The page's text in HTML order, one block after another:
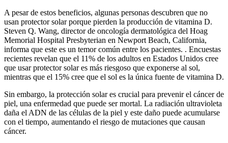
A pesar de estos beneficios, algunas personas descubren que no
usan protector solar porque pierden la producción de vitamina D.
Steven Q. Wang, director de oncología dermatológica del Hoag
Memorial Hospital Presbyterian en Newport Beach, California,
informa que este es un temor común entre los pacientes. . Encuestas
recientes revelan que el 11% de los adultos en Estados Unidos cree
que usar protector solar es más riesgoso que exponerse al sol,
mientras que el 15% cree que el sol es la única fuente de vitamina D.
Sin embargo, la protección solar es crucial para prevenir el cáncer de
piel, una enfermedad que puede ser mortal. La radiación ultravioleta
daña el ADN de las células de la piel y este daño puede acumularse
con el tiempo, aumentando el riesgo de mutaciones que causan
cáncer.